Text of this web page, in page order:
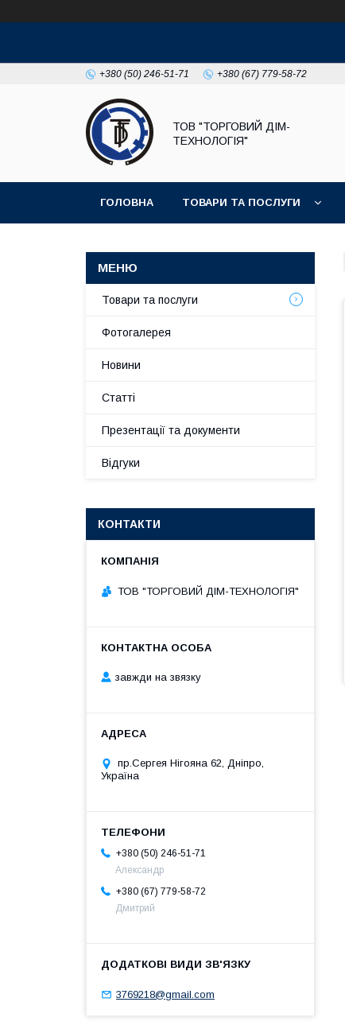
+380 (50) 246-51-71 +380 (67) 779-58-72
ТОВ "ТОРГОВИЙ ДІМ-
ТЕХНОЛОГІЯ"
ГОЛОВНА ТОВАРИ ТА ПОСЛУГИ
Товари та послуги
Фотогалерея
Новини
Статті
Презентації та документи
Відгуки
КОНТАКТИ
ТОВ "ТОРГОВИЙ ДІМ-ТЕХНОЛОГІЯ"
завжди на звязку
пр.Сергея Нігояна 62, Дніпро,
Україна
+380 (50) 246-51-71
Александр
+380 (67) 779-58-72
Дмитрий
3769218@gmail.com